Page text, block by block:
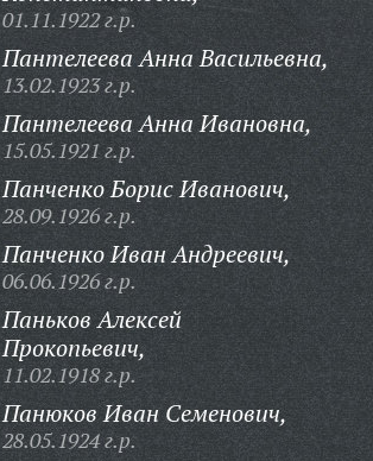
01.11.1922 г.р.
Пантелеева Анна Васильевна,
13.02.1923 г.р.
Пантелеева Анна Ивановна,
15.05.1921 г.р.
Панченко Борис Иванович,
28.09.1926 г.р.
Панченко Иван Андреевич,
06.06.1926 г.р.
Паньков Алексей
Прокопьевич,
11.02.1918 г.р.
Панюков Иван Семенович,
28.05.1924 г.р.